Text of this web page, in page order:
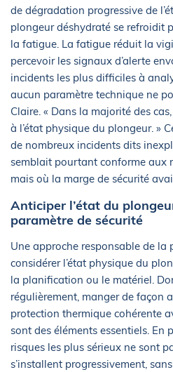
de dégradation progressive de
plongeur déshydraté se refroidit
la fatigue. La fatigue réduit la
percevoir les signaux d’alerte
incidents les plus difficiles à
aucun paramètre technique ne
Claire. « Dans la majorité des
à l’état physique du plongeur. »
de nombreux incidents dits
semblait pourtant conforme aux
mais où la marge de sécurité
Anticiper l’état du
paramètre de sécurité
Une approche responsable de la
considérer l’état physique du
la planification ou le matériel.
régulièrement, manger de façon
protection thermique cohérente
sont des éléments essentiels. En
risques les plus sérieux ne sont
s’installent progressivement,